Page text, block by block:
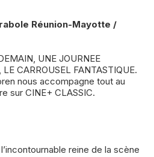
Réunion-Mayotte /
UNE JOURNEE
CARROUSEL FANTASTIQUE.
nous accompagne tout au
sur CINE+ CLASSIC.
reine de la scène